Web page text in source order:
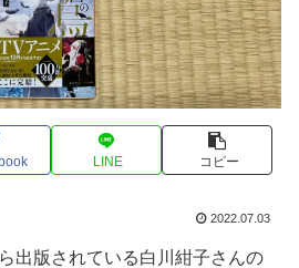
LINE コピー
2022.07.03
出版されている白川紺子さんの